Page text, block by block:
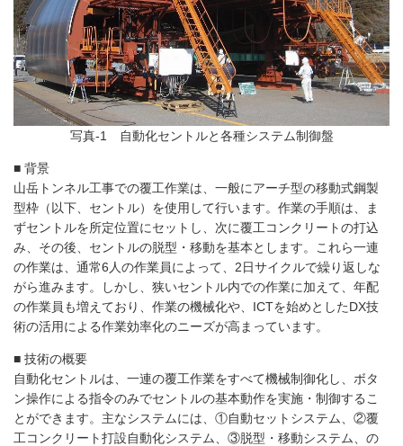
写真-1 自動化セントルと各種システム制御盤
■ 背景
山岳トンネル工事での覆工作業は、一般にアーチ型の移動式鋼製
型枠（以下、セントル）を使用して行います。作業の手順は、ま
ずセントルを所定位置にセットし、次に覆工コンクリートの打込
み、その後、セントルの脱型・移動を基本とします。これら一連
の作業は、通常6人の作業員によって、2日サイクルで繰り返しな
がら進みます。しかし、狭いセントル内での作業に加えて、年配
の作業員も増えており、作業の機械化や、ICTを始めとしたDX技
術の活用による作業効率化のニーズが高まっています。
■ 技術の概要
自動化セントルは、一連の覆工作業をすべて機械制御化し、ボタ
ン操作による指令のみでセントルの基本動作を実施・制御するこ
とができます。主なシステムには、①自動セットシステム、②覆
工コンクリート打設自動化システム、③脱型・移動システム、の